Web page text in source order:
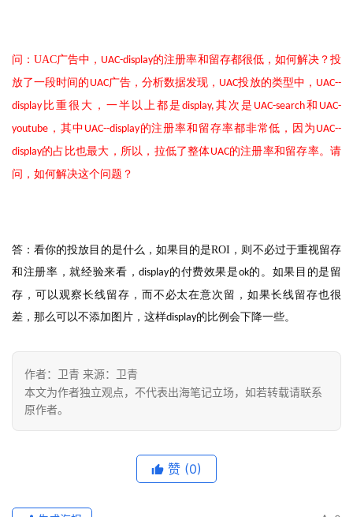
问：UAC广告中， UAC-display的注册率和留存都很低，如何解决？投
放了一段时间的 UAC广告，分析数据发现， UAC投放的类型中， UAC--
display 比重很大，一半以上都是 display, 其次是 UAC-search和 UAC-
youtube ，其中 UAC--display的注册率和留存率都非常低，因为 UAC--
display的占比也最大，所以，拉低了整体UAC的注册率和留存率。请
问，如何解决这个问题？
答：看你的投放目的是什么，如果目的是ROI ，则不必过于重视留存
和注册率，就经验来看，display的付费效果是ok的。如果目的是留
存，可以观察长线留存，而不必太在意次留，如果长线留存也很
差，那么可以不添加图片，这样display的比例会下降一些。
作者：卫青 来源：卫青
本文为作者独立观点，不代表出海笔记立场，如若转载请联系
原作者。
赞 (0)